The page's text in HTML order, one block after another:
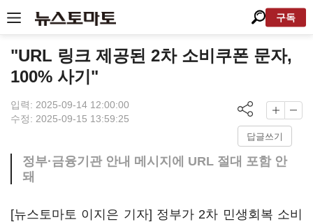
구독
"URL 링크 제공된 2차 소비쿠폰 문자,
100% 사기"
입력: 2025-09-14 12:00:00
수정: 2025-09-15 13:59:25
답글쓰기
정부·금융기관 안내 메시지에 URL 절대 포함 안
돼
[뉴스토마토 이지은 기자] 정부가 2차 민생회복 소비